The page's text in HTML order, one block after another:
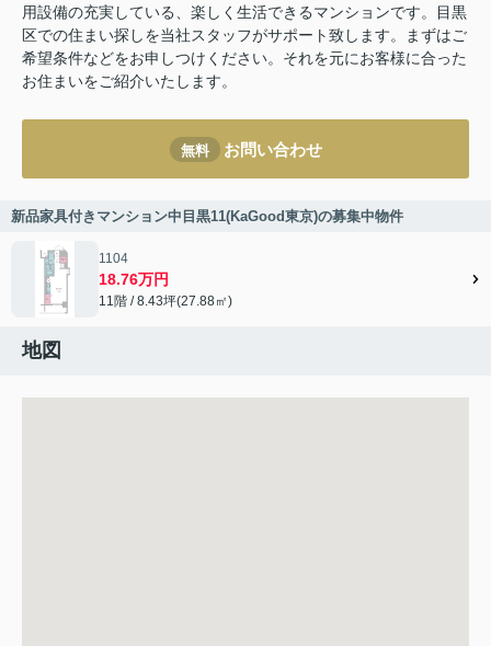
用設備の充実している、楽しく生活できるマンションです。目黒
区での住まい探しを当社スタッフがサポート致します。まずはご
希望条件などをお申しつけください。それを元にお客様に合った
お住まいをご紹介いたします。
無料 お問い合わせ
新品家具付きマンション中目黒11(KaGood東京)の募集中物件
1104
18.76万円
11階 / 8.43坪(27.88㎡)
地図